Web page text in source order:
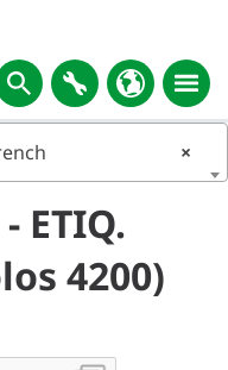
×
ETIQ.
4200)